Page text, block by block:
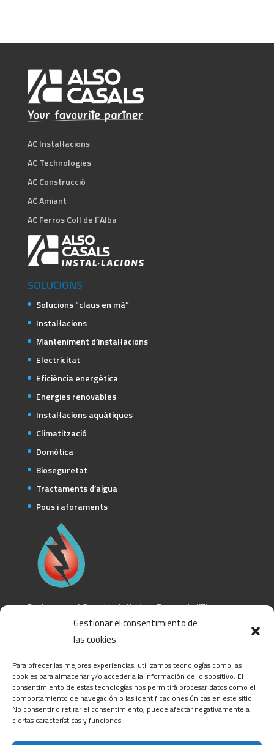
Gestionar el consentimiento de
las cookies
Para ofrecer las mejores experiencias, utilizamos tecnologías como las
cookies para almacenar y/o acceder a la información del dispositivo. El
consentimiento de estas tecnologías nos permitirá procesar datos como el
comportamiento de navegación o las identificaciones únicas en este sitio.
No consentir o retirar el consentimiento, puede afectar negativamente a
ciertas características y funciones.
AC Instal·lacions
AC Technologies
AC Construcció
AC Amiant
AC Ferros Coll de l´Alba
SOLUCIONS
Solucions “claus en mà”
Instal·lacions
Manteniment d’instal·lacions
Electricitat
Eficiència energètica
Energies renovables
Instal·lacions aquàtiques
Climatització
Domòtica
Bioseguretat
Tractaments d’aigua
Pous i aforaments
Pertanyem al Gremi instal·ladors Terres de l'Ebre
CONTACTA
T 977445339 / M 607333789
info@alsocasals.com
CIF: B43831593